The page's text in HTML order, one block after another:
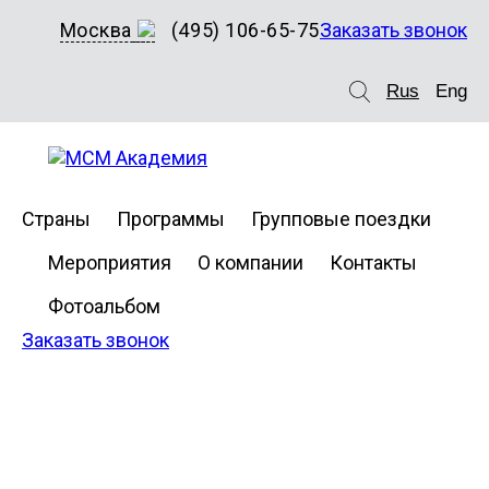
Москва (495) 106-65-75Заказать звонок
Rus Eng
Страны Программы
Групповые поездки
Мероприятия
О компании
Контакты
Фотоальбом
Заказать звонок